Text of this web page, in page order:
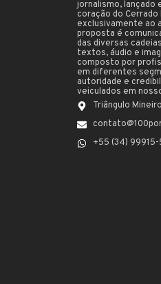
jornalismo, lançado
coração do Cerrado
exclusivamente ao
proposta é
das diversas
textos, áudio e
composto por
em diferentes
autoridade e
veiculados em
Triângulo
+55 (34)